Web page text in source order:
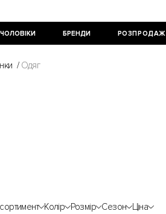
ЧОЛОВІКИ БРЕНДИ РОЗПРОДАЖ
/ Одяг
Колір Розмір Сезон Ціна